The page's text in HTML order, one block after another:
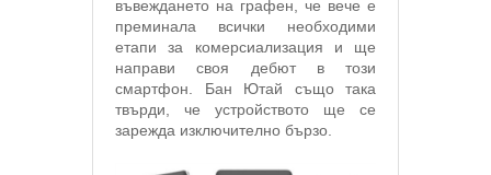
въвеждането на графен, че вече е
преминала всички необходими
етапи за комерсиализация и ще
направи своя дебют в този
смартфон. Бан Ютай също така
твърди, че устройството ще се
зарежда изключително бързо.